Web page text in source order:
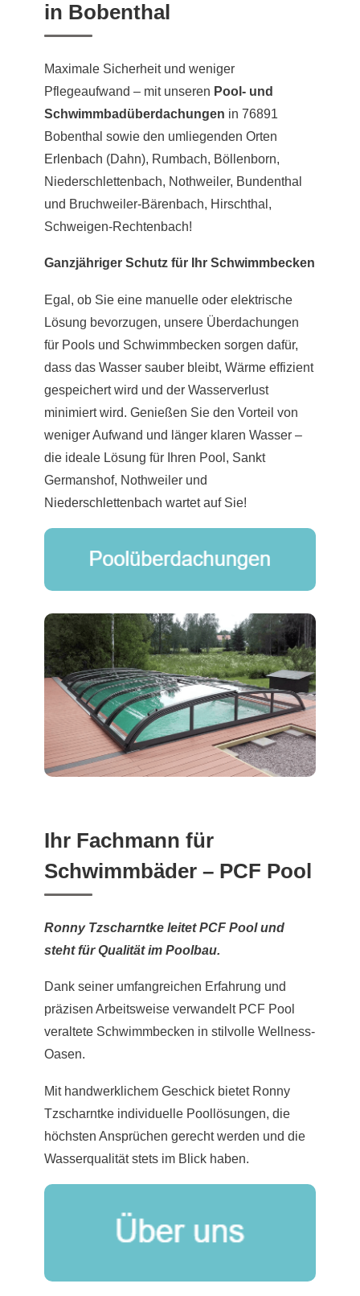
in Bobenthal
Maximale Sicherheit und weniger
Pflegeaufwand – mit unseren Pool- und
Schwimmbadüberdachungen in 76891
Bobenthal sowie den umliegenden Orten
Erlenbach (Dahn), Rumbach, Böllenborn,
Niederschlettenbach, Nothweiler, Bundenthal
und Bruchweiler-Bärenbach, Hirschthal,
Schweigen-Rechtenbach!
Ganzjähriger Schutz für Ihr Schwimmbecken
Egal, ob Sie eine manuelle oder elektrische
Lösung bevorzugen, unsere Überdachungen
für Pools und Schwimmbecken sorgen dafür,
dass das Wasser sauber bleibt, Wärme effizient
gespeichert wird und der Wasserverlust
minimiert wird. Genießen Sie den Vorteil von
weniger Aufwand und länger klaren Wasser –
die ideale Lösung für Ihren Pool, Sankt
Germanshof, Nothweiler und
Niederschlettenbach wartet auf Sie!
Ihr Fachmann für
Schwimmbäder – PCF Pool
Ronny Tzscharntke leitet PCF Pool und
steht für Qualität im Poolbau.
Dank seiner umfangreichen Erfahrung und
präzisen Arbeitsweise verwandelt PCF Pool
veraltete Schwimmbecken in stilvolle Wellness-
Oasen.
Mit handwerklichem Geschick bietet Ronny
Tzscharntke individuelle Poollösungen, die
höchsten Ansprüchen gerecht werden und die
Wasserqualität stets im Blick haben.